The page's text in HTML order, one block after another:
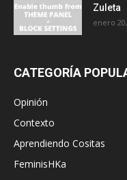
Zuleta
enero
CATEGORÍA
Opinión
Contexto
Aprendiendo Cositas
FeminisHKa